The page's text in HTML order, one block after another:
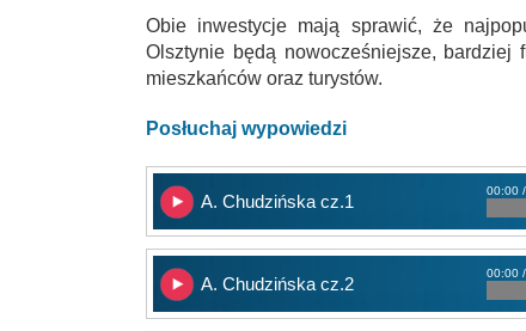
Obie inwestycje mają sprawić, że
Olsztynie będą nowocześniejsze,
mieszkańców oraz turystów.
Posłuchaj wypowiedzi
A. Chudzińska cz.1
00:00
A. Chudzińska cz.2
00:00